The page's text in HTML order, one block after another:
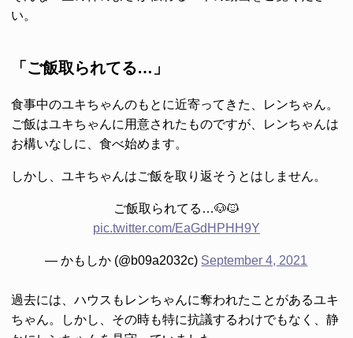
い。
「ご飯取られてる…」
食事中のユキちゃんのもとに近寄ってきた、レンちゃん。
ご飯はユキちゃんに用意されたものですが、レンちゃんは
お構いなしに、食べ始めます。
しかし、ユキちゃんはご飯を取り返そうとはしません。
ご飯取られてる…🐶🐱
pic.twitter.com/EaGdHPHH9Y
— かもしか (@b09a2032c) September 4, 2021
過去には、ハウスもレンちゃんに奪われたことがあるユキ
ちゃん。しかし、その時も特に抗議するわけでもなく、静